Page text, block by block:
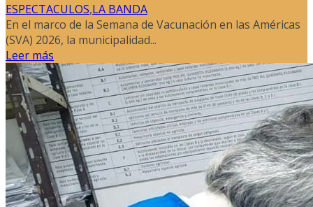
ESPECTACULOS,LA BANDA
En el marco de la Semana de Vacunación en las Américas
(SVA) 2026, la municipalidad...
Leer más